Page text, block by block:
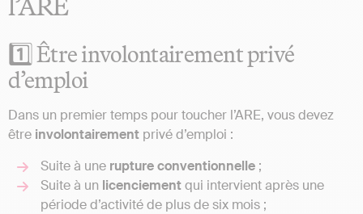
1️⃣ Être involontairement privé
d’emploi
Dans un premier temps pour toucher l’ARE, vous devez
être involontairement privé d’emploi :
Suite à une ruptureconventionnelle ;
Suite à un licenciementqui intervient après une
période d’activité de plus de six mois ;